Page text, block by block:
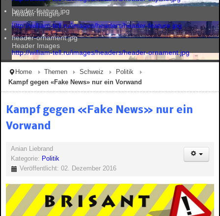
Header Images
Header Images
Header Images
Header Images
header-feature.jpg
http://william-tell.ru/images/headers/header-feature.jpg
header-ornament.jpg
http://william-tell.ru/images/headers/header-ornament.jpg
Home Themen Schweiz
Politik
Kampf gegen «Fake News» nur ein Vorwand
Kampf gegen «Fake News» nur ein
Vorwand
Anian Liebrand
Kategorie: Politik
Veröffentlicht: 02. Dezember 2016